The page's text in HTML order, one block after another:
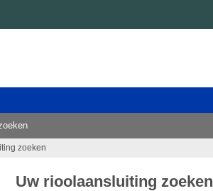
zoeken
Uw rioolaansluiting zoeken